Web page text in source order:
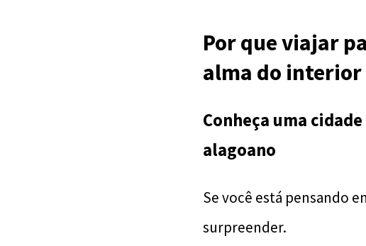
Por que viajar
alma do interior
Conheça uma
alagoano
Se você está pensando
surpreender.